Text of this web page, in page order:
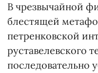
В чрезвычайной
блестящей
петренковской
руставелевского
последовательно